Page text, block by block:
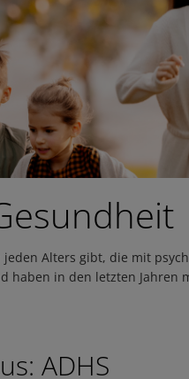
Alters gibt, die mit
in den letzten Jahren
ADHS